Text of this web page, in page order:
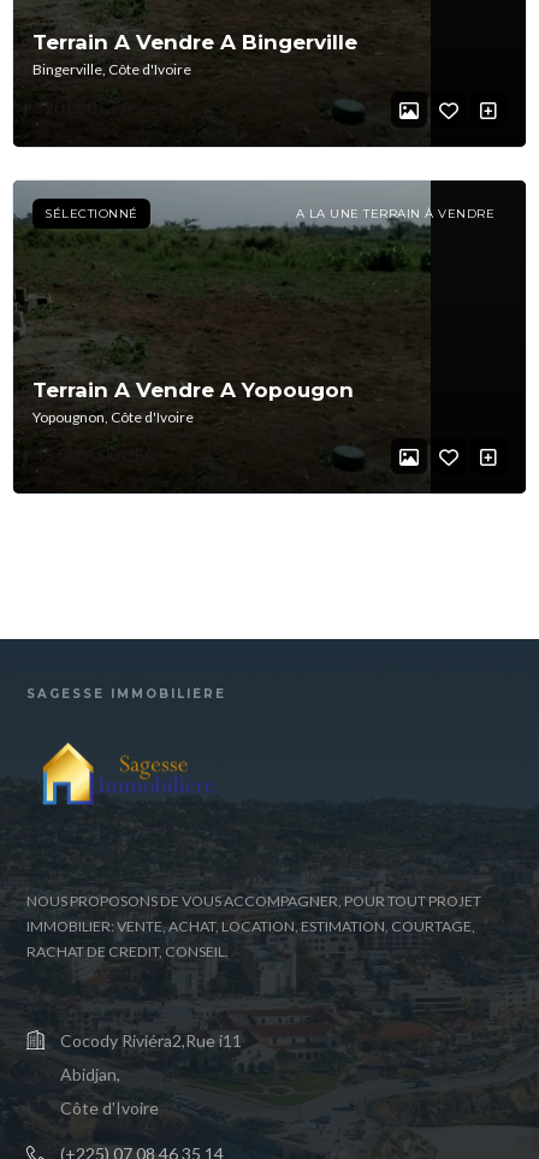
Terrain A Vendre A Bingerville
Bingerville, Côte d'Ivoire
20 000 CFA
SÉLECTIONNÉ A LA UNE TERRAIN À VENDRE
Terrain A Vendre A Yopougon
Yopougnon, Côte d'Ivoire
5 000 000 CFA
SAGESSE IMMOBILIÈRE
NOUS PROPOSONS DE VOUS ACCOMPAGNER, POUR TOUT PROJET
IMMOBILIER: VENTE, ACHAT, LOCATION, ESTIMATION, COURTAGE,
RACHAT DE CREDIT, CONSEIL.
Cocody Riviéra2,Rue i11
Abidjan,
Côte d'Ivoire
(+225) 07 08 46 35 14